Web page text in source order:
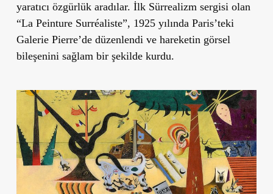
yaratıcı özgürlük aradılar. İlk Sürrealizm sergisi olan
“La Peinture Surréaliste”, 1925 yılında Paris’teki
Galerie Pierre’de düzenlendi ve hareketin görsel
bileşenini sağlam bir şekilde kurdu.